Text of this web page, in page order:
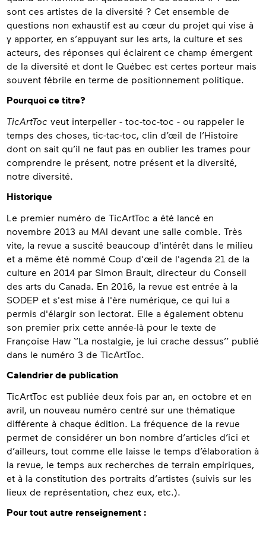
sont ces artistes de la diversité ? Cet ensemble de
questions non exhaustif est au cœur du projet qui vise à
y apporter, en s’appuyant sur les arts, la culture et ses
acteurs, des réponses qui éclairent ce champ émergent
de la diversité et dont le Québec est certes porteur mais
souvent fébrile en terme de positionnement politique.
Pourquoi ce titre?
TicArtToc veut interpeller - toc-toc-toc - ou rappeler le
temps des choses, tic-tac-toc, clin d’œil de l’Histoire
dont on sait qu’il ne faut pas en oublier les trames pour
comprendre le présent, notre présent et la diversité,
notre diversité.
Historique
Le premier numéro de TicArtToc a été lancé en
novembre 2013 au MAI devant une salle comble. Très
vite, la revue a suscité beaucoup d'intérêt dans le milieu
et a même été nommé Coup d'œil de l'agenda 21 de la
culture en 2014 par Simon Brault, directeur du Conseil
des arts du Canada. En 2016, la revue est entrée à la
SODEP et s'est mise à l'ère numérique, ce qui lui a
permis d'élargir son lectorat. Elle a également obtenu
son premier prix cette année-là pour le texte de
Françoise Haw ‘’La nostalgie, je lui crache dessus’’ publié
dans le numéro 3 de TicArtToc.
Calendrier de publication
TicArtToc est publiée deux fois par an, en octobre et en
avril, un nouveau numéro centré sur une thématique
différente à chaque édition. La fréquence de la revue
permet de considérer un bon nombre d’articles d’ici et
d’ailleurs, tout comme elle laisse le temps d’élaboration à
la revue, le temps aux recherches de terrain empiriques,
et à la constitution des portraits d’artistes (suivis sur les
lieux de représentation, chez eux, etc.).
Contact
Pour tout autre renseignement :